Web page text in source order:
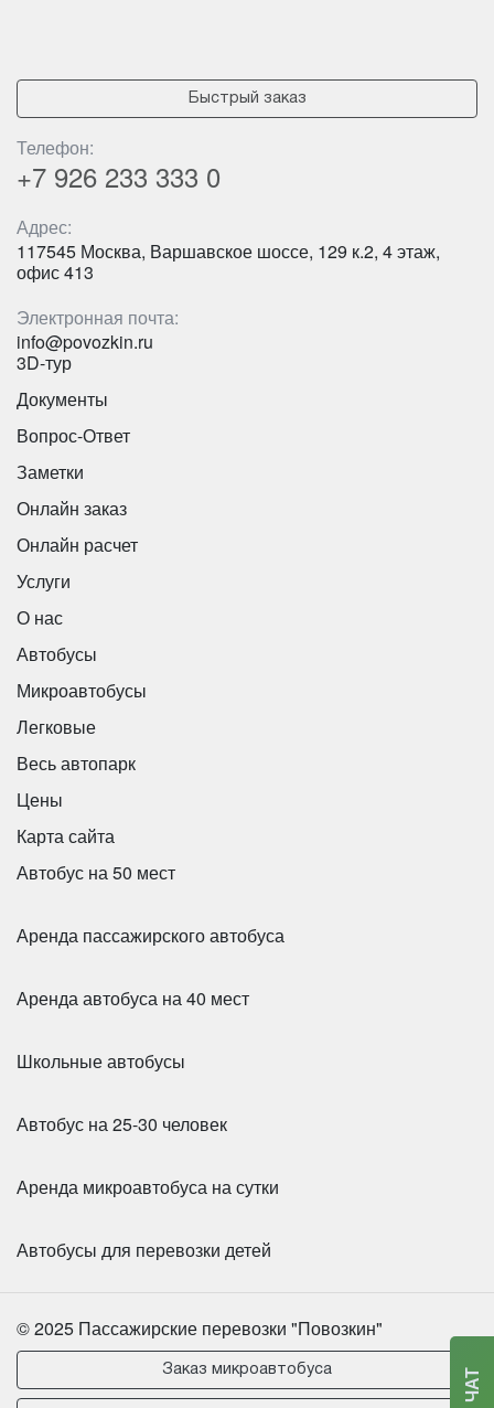
Быстрый заказ
Телефон:
+7 926 233 333 0
Адрес:
117545 Москва, Варшавское шоссе, 129 к.2, 4 этаж,
офис 413
Электронная почта:
info@povozkin.ru
3D-тур
Документы
Вопрос-Ответ
Заметки
Онлайн заказ
Онлайн расчет
Услуги
О нас
Автобусы
Микроавтобусы
Легковые
Весь автопарк
Цены
Карта сайта
Автобус на 50 мест
Аренда пассажирского автобуса
Аренда автобуса на 40 мест
Школьные автобусы
Автобус на 25-30 человек
Аренда микроавтобуса на сутки
Автобусы для перевозки детей
© 2025 Пассажирские перевозки "Повозкин"
Заказ микроавтобуса